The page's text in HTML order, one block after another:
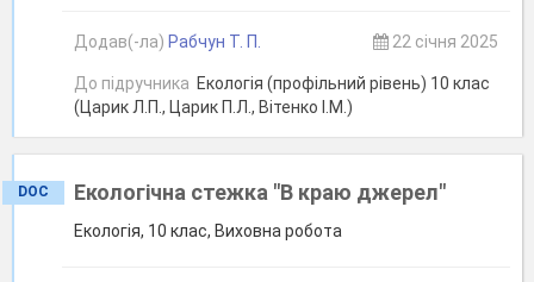
Додав(-ла) Рабчун Т. П. 22 січня 2025
До підручника Екологія (профільний рівень) 10 клас
(Царик Л.П., Царик П.Л., Вітенко І.М.)
DOC Екологічна стежка "В краю джерел"
Екологія, 10 клас, Виховна робота